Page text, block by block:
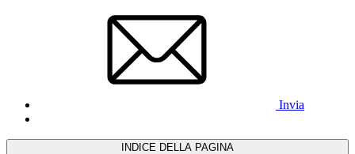
Invia
INDICE DELLA PAGINA